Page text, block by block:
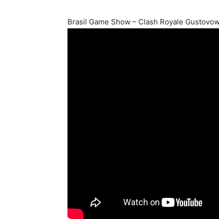
Brasil Game Show – Clash Royale